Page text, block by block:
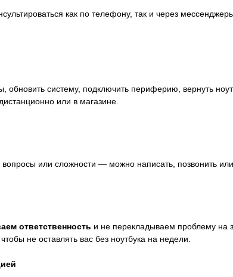
как по телефону, так и через
систему, подключить периферию, вернуть
или в магазине.
вопросы или сложности — можно написать, позвонить
ответственность и не перекладываем проблему на
чтобы не оставлять вас без ноутбука на недели.